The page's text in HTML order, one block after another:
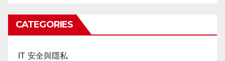
CATEGORIES
IT 安全與隱私